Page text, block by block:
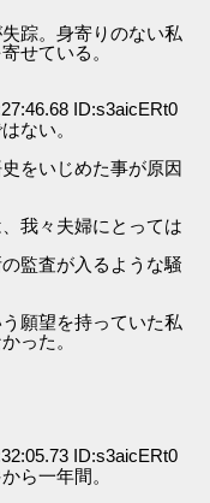
踪。身寄りのない私
せている。
ID:s3aicERt0
ない。
をいじめた事が原因
我々夫婦にとっては
監査が入るような騒
願望を持っていた私
った。
ID:s3aicERt0
ら一年間。